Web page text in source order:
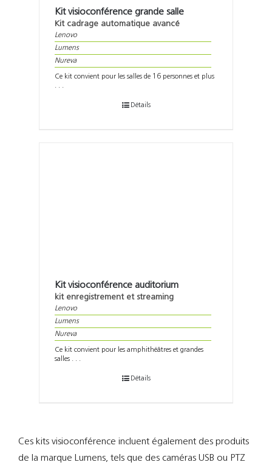
Kit visioconférence grande salle
Kit cadrage automatique avancé
Lenovo
Lumens
Nureva
Ce kit convient pour les salles de 16 personnes et plus
. . .
Détails
Kit visioconférence auditorium
kit enregistrement et streaming
Lenovo
Lumens
Nureva
Ce kit convient pour les amphithéâtres et grandes
salles . . .
Détails
Ces kits visioconférence incluent également des produits
de la marque Lumens, tels que des caméras USB ou PTZ